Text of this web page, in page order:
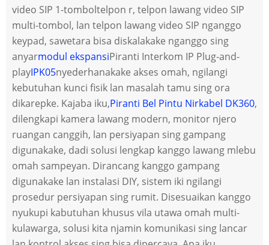
video SIP 1-tomboltelpon r, telpon lawang video SIP
multi-tombol, lan telpon lawang video SIP nganggo
keypad, sawetara bisa diskalakake nganggo sing
anyarmodul ekspansiPiranti Interkom IP Plug-and-
playIPK05nyederhanakake akses omah, ngilangi
kebutuhan kunci fisik lan masalah tamu sing ora
dikarepke. Kajaba iku,Piranti Bel Pintu Nirkabel DK360,
dilengkapi kamera lawang modern, monitor njero
ruangan canggih, lan persiyapan sing gampang
digunakake, dadi solusi lengkap kanggo lawang mlebu
omah sampeyan. Dirancang kanggo gampang
digunakake lan instalasi DIY, sistem iki ngilangi
prosedur persiyapan sing rumit. Disesuaikan kanggo
nyukupi kabutuhan khusus vila utawa omah multi-
kulawarga, solusi kita njamin komunikasi sing lancar